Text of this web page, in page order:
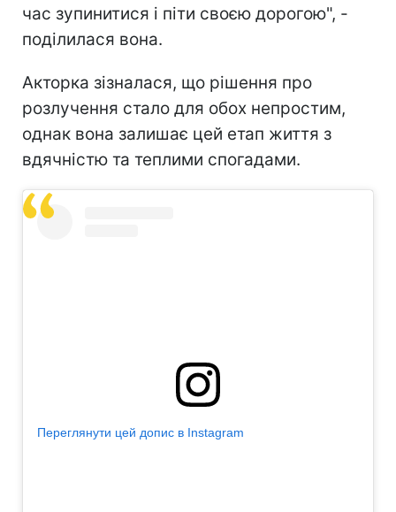
час зупинитися і піти своєю дорогою", -
поділилася вона.
Акторка зізналася, що рішення про
розлучення стало для обох непростим,
однак вона залишає цей етап життя з
вдячністю та теплими спогадами.
Переглянути цей допис в Instagram